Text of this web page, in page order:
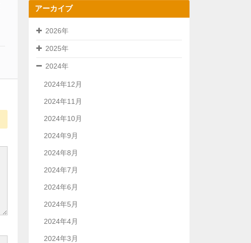
アーカイブ
2026年
2025年
2024年
2024年12月
2024年11月
2024年10月
2024年9月
2024年8月
2024年7月
2024年6月
2024年5月
2024年4月
2024年3月